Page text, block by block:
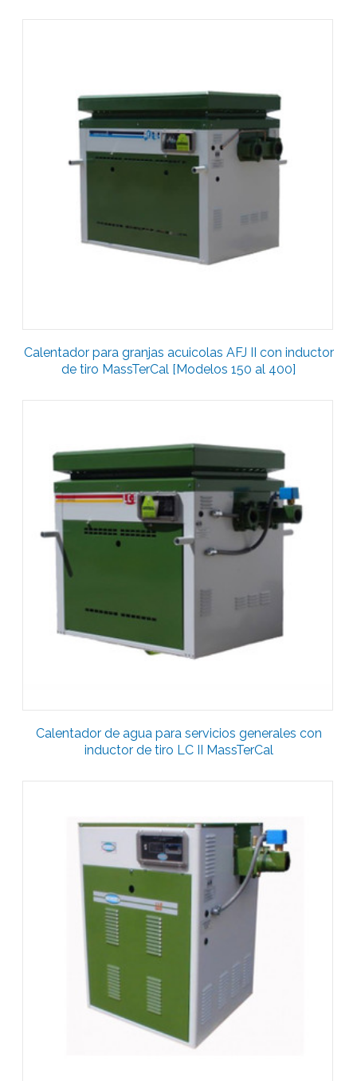
Calentador para granjas acuicolas AFJ II con inductor
de tiro MassTerCal [Modelos 150 al 400]
Calentador de agua para servicios generales con
inductor de tiro LC II MassTerCal